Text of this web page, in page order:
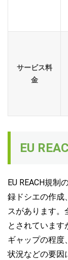
サービス料
金
EU
EU REACH規制
録ドシエの作成
スがあります
とされています
ギャップの程度
状況などの要因